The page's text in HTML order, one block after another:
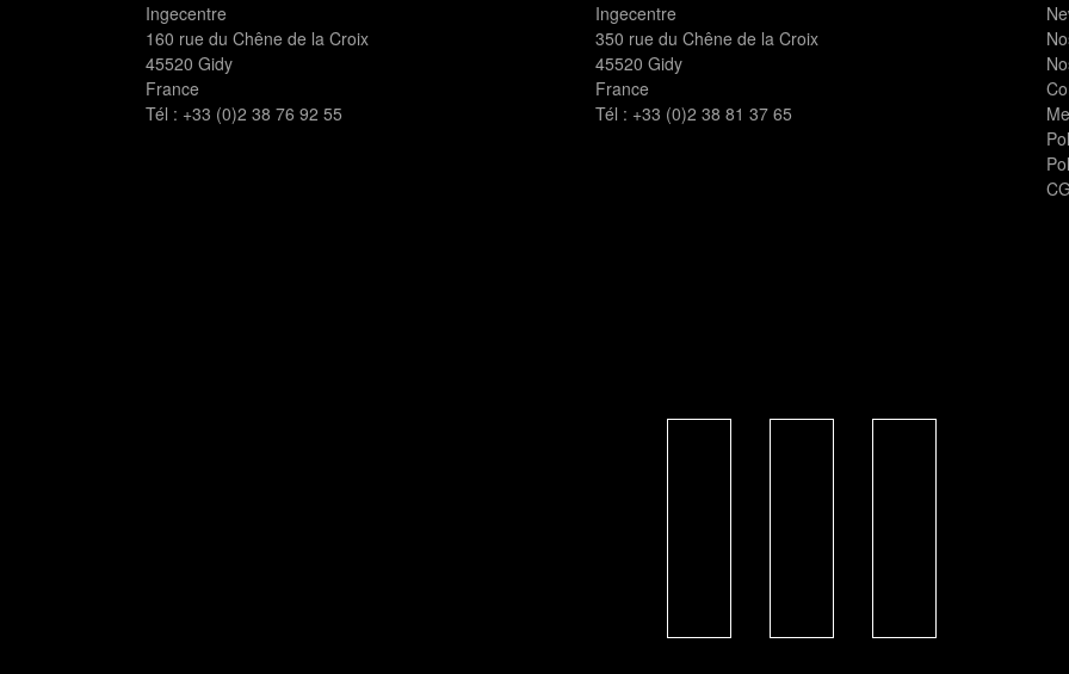
Ingecentre
160 rue du Chêne de la Croix
45520 Gidy
France
Tél : +33 (0)2 38 76 92 55
Ingecentre
350 rue du Chêne de la Croix
45520 Gidy
France
Tél : +33 (0)2 38 81 37 65